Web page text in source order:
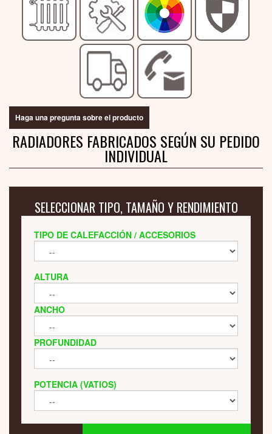
Haga una pregunta sobre el producto
RADIADORES FABRICADOS SEGÚN SU PEDIDO
INDIVIDUAL
SELECCIONAR TIPO, TAMAÑO Y RENDIMIENTO
TIPO DE CALEFACCIÓN / ACCESORIOS
ALTURA
ANCHO
PROFUNDIDAD
POTENCIA (VATIOS)